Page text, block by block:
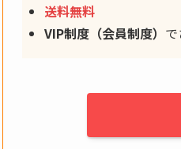
送料無料
VIP制度（会員制度）